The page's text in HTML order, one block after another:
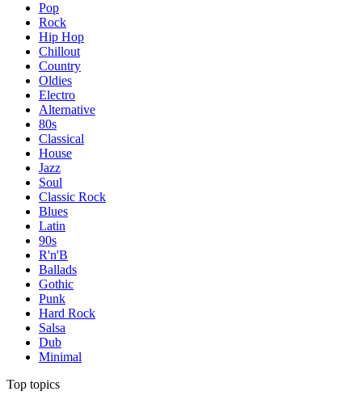
Pop
Rock
Hip Hop
Chillout
Country
Oldies
Electro
Alternative
80s
Classical
House
Jazz
Soul
Classic Rock
Blues
Latin
90s
R'n'B
Ballads
Gothic
Punk
Hard Rock
Salsa
Dub
Minimal
Top topics